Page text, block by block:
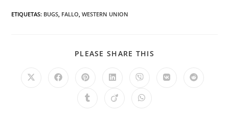
ETIQUETAS: BUGS, FALLO, WESTERN UNION
PLEASE SHARE THIS